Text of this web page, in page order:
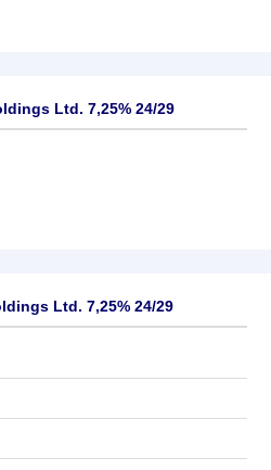
Ltd. 7,25% 24/29
Ltd. 7,25% 24/29